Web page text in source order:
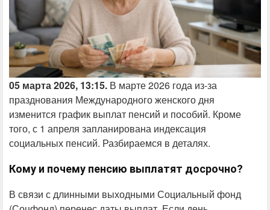
05 марта 2026, 13:15. В марте 2026 года из-за
празднования Международного женского дня
изменится график выплат пенсий и пособий. Кроме
того, с 1 апреля запланирована индексация
социальных пенсий. Разбираемся в деталях.
Кому и почему пенсию выплатят досрочно?
В связи с длинными выходными Социальный фонд